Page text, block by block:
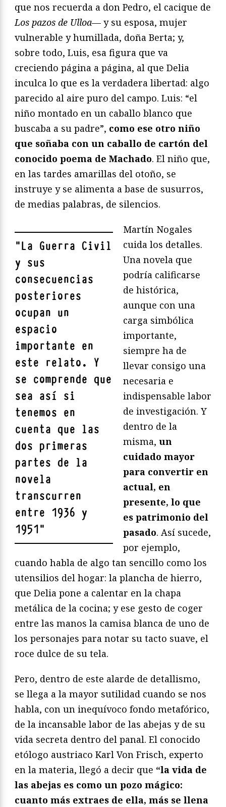
que nos recuerda a don Pedro, el cacique de
Los pazos de Ulloa— y su esposa, mujer
vulnerable y humillada, doña Berta; y,
sobre todo, Luis, esa figura que va
creciendo página a página, al que Delia
inculca lo que es la verdadera libertad: algo
parecido al aire puro del campo. Luis: “el
niño montado en un caballo blanco que
buscaba a su padre”, como ese otro niño
que soñaba con un caballo de cartón del
conocido poema de Machado. El niño que,
en las tardes amarillas del otoño, se
instruye y se alimenta a base de susurros,
de medias palabras, de silencios.
"La Guerra Civil
y sus
consecuencias
posteriores
ocupan un
espacio
importante en
este relato. Y
se comprende que
sea así si
tenemos en
cuenta que las
dos primeras
partes de la
novela
transcurren
entre 1936 y
1951"
Martín Nogales
cuida los detalles.
Una novela que
podría calificarse
de histórica,
aunque con una
carga simbólica
importante,
siempre ha de
llevar consigo una
necesaria e
indispensable labor
de investigación. Y
dentro de la
misma, un
cuidado mayor
para convertir en
actual, en
presente, lo que
es patrimonio del
pasado. Así sucede,
por ejemplo,
cuando habla de algo tan sencillo como los
utensilios del hogar: la plancha de hierro,
que Delia pone a calentar en la chapa
metálica de la cocina; y ese gesto de coger
entre las manos la camisa blanca de uno de
los personajes para notar su tacto suave, el
roce dulce de su tela.
Pero, dentro de este alarde de detallismo,
se llega a la mayor sutilidad cuando se nos
habla, con un inequívoco fondo metafórico,
de la incansable labor de las abejas y de su
vida secreta dentro del panal. El conocido
etólogo austriaco Karl Von Frisch, experto
en la materia, llegó a decir que “la vida de
las abejas es como un pozo mágico:
cuanto más extraes de ella, más se llena